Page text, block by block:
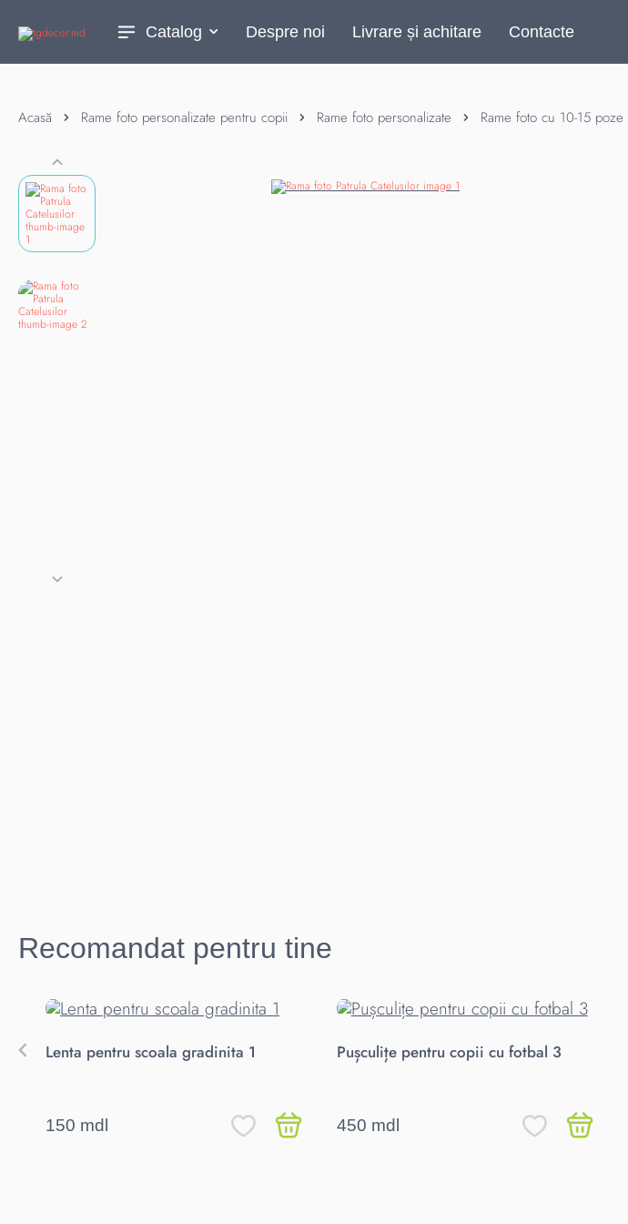
Catalog Despre noi Livrare și achitare Contacte
Acasă Rame foto personalizate pentru copii Rame foto personalizate Rame foto cu 10-15 poze
Recomandat pentru tine
Lenta pentru scoala gradinita 1
150 mdl
Pușculițe pentru copii cu fotbal 3
450 mdl